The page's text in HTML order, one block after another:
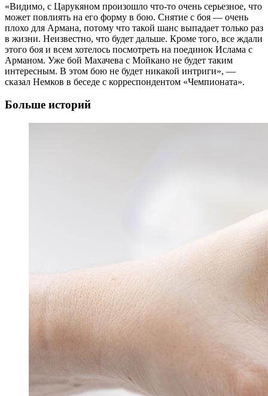
«Видимо, с Царукяном произошло что-то очень серьезное, что
может повлиять на его форму в бою. Снятие с боя — очень
плохо для Армана, потому что такой шанс выпадает только раз
в жизни. Неизвестно, что будет дальше. Кроме того, все ждали
этого боя и всем хотелось посмотреть на поединок Ислама с
Арманом. Уже бой Махачева с Мойкано не будет таким
интересным. В этом бою не будет никакой интриги», —
сказал Немков в беседе с корреспондентом «Чемпионата».
Больше историй